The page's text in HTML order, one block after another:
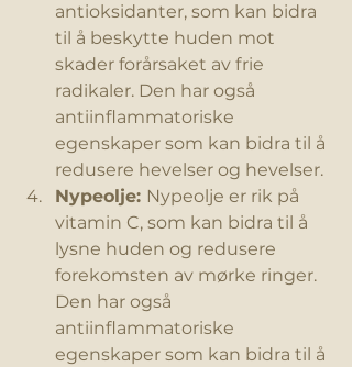
antioksidanter, som kan bidra
til å beskytte huden mot
skader forårsaket av frie
radikaler. Den har også
antiinflammatoriske
egenskaper som kan bidra til å
redusere hevelser og hevelser.
Nypeolje: Nypeolje er rik på
vitamin C, som kan bidra til å
lysne huden og redusere
forekomsten av mørke ringer.
Den har også
antiinflammatoriske
egenskaper som kan bidra til å